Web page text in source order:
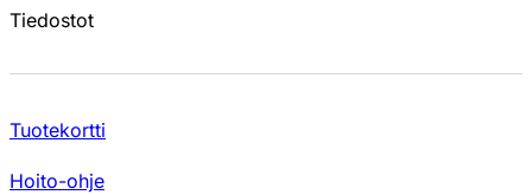
Tiedostot
Tuotekortti
Hoito-ohje